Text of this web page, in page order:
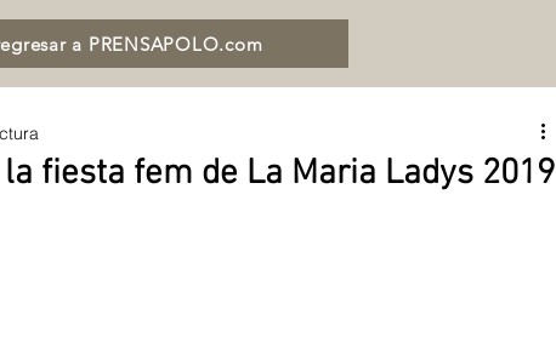
a PRENSAPOLO.com
fiesta fem de La Maria Ladys 2019